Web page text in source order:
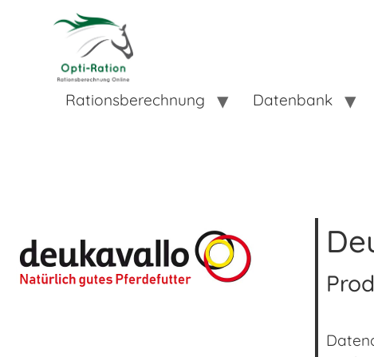
Rationsberechnung Datenbank